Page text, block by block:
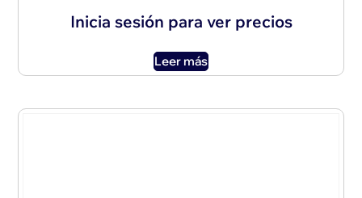
Inicia sesión para ver precios
Leer más